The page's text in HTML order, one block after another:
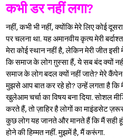
कभी डर नहीं लगा?
नहीं, कभी भी नहीं, क्योंकि मेरे लिए कोई
पर चलना था. यह अमानवीय कृत्य मेरी
मेरा कोई स्थान नहीं है, लेकिन मेरी जीत
कि समाज के लोग ग़ुस्सा हैं, ये सब बंद क्यों
समाज के लोग बदल क्यों नहीं जाते? मेरे कैंपेन
मुझसे आप बात कर रहे हो? उन्हें लगता है कि
खुलेआम चर्चा का विषय बना दिया. सोशल
करते हैं, तो ज़ाहिर है लोगों का माइंडसेट
कुछ लोग यह जानते और मानते हैं कि मैं सही
होने की हिम्मत नहीं. मुझमें है, मैं करूंगा.